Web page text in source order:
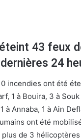
43 feux
24
incendies ont été
1 à Bouira, 3 à
à Annaba, 1 à Ain
ont été
de 3